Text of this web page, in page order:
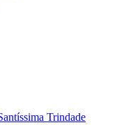
Trindade